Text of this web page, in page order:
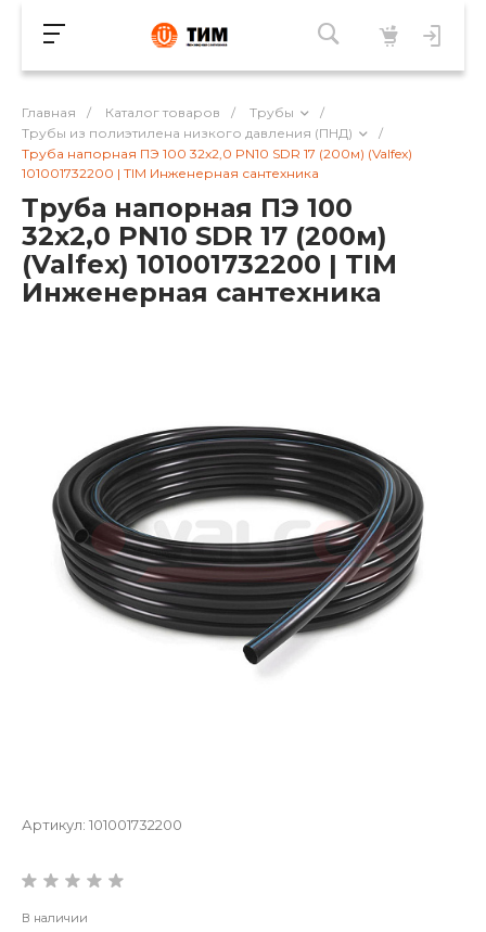
Главная / Каталог товаров / Трубы
/
Трубы из полиэтилена низкого давления (ПНД)
/
Труба напорная ПЭ 100 32x2,0 PN10 SDR 17 (200м) (Valfex)
101001732200 | TIM Инженерная сантехника
Труба напорная ПЭ 100
32x2,0 PN10 SDR 17 (200м)
(Valfex) 101001732200 | TIM
Инженерная сантехника
Артикул: 101001732200
В наличии